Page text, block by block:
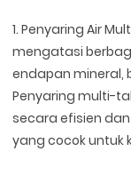
1. Penyaring Air
mengatasi
endapan mineral,
Penyaring multi-
secara efisien
yang cocok untuk